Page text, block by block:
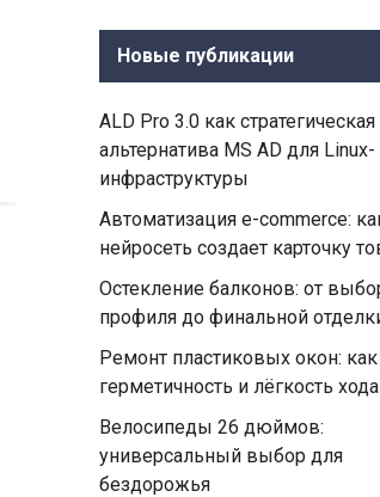
Новые публикации
ALD Pro 3.0 как стратегическая
альтернатива MS AD для Linux-
инфраструктуры
Автоматизация e-commerce:
нейросеть создает карточку
Остекление балконов: от
профиля до финальной
Ремонт пластиковых окон:
герметичность и лёгкость хода
Велосипеды 26 дюймов:
универсальный выбор для
бездорожья